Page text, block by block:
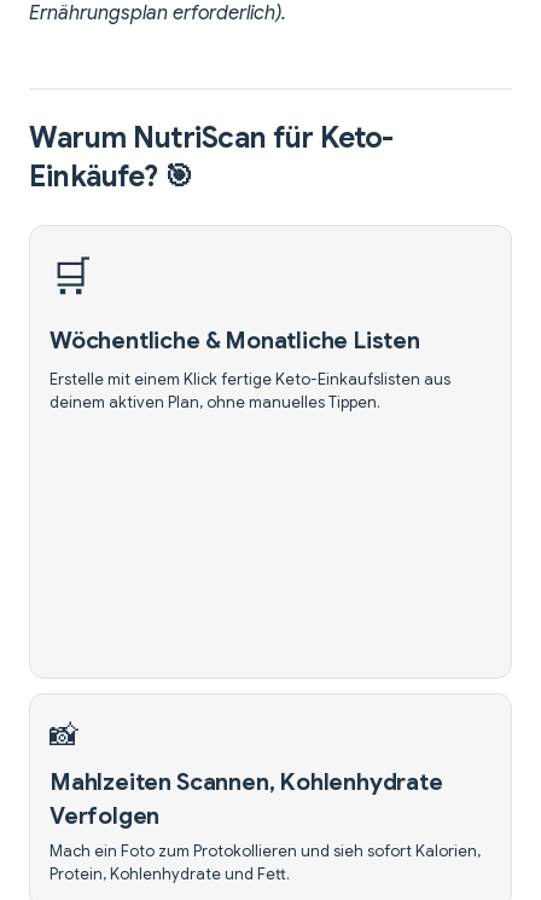
Ernährungsplan erforderlich).
Warum NutriScan für Keto-
Einkäufe? 🎯
🛒
Wöchentliche & Monatliche Listen
Erstelle mit einem Klick fertige Keto-Einkaufslisten aus
deinem aktiven Plan, ohne manuelles Tippen.
📸
Mahlzeiten Scannen, Kohlenhydrate
Verfolgen
Mach ein Foto zum Protokollieren und sieh sofort Kalorien,
Protein, Kohlenhydrate und Fett.